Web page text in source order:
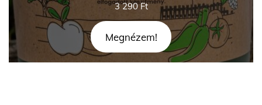
3 290Ft
Megnézem!